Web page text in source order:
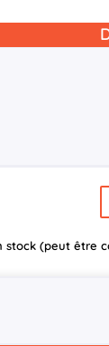
stock (peut être